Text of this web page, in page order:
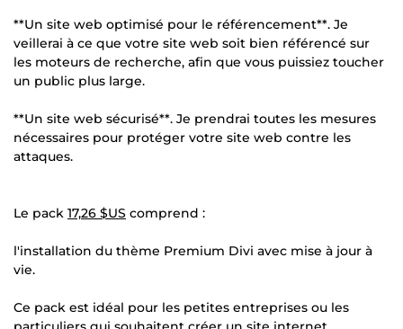
**Un site web optimisé pour le référencement**. Je
veillerai à ce que votre site web soit bien référencé sur
les moteurs de recherche, afin que vous puissiez toucher
un public plus large.
**Un site web sécurisé**. Je prendrai toutes les mesures
nécessaires pour protéger votre site web contre les
attaques.
Le pack 17,26 $US comprend :
l'installation du thème Premium Divi avec mise à jour à
vie.
Ce pack est idéal pour les petites entreprises ou les